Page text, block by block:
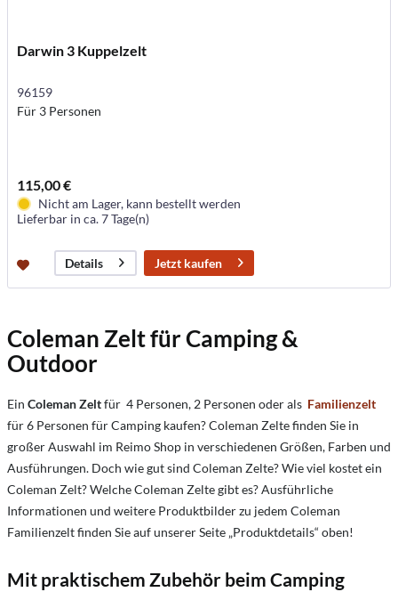
Darwin 3 Kuppelzelt
96159
Für 3 Personen
115,00 €
Nicht am Lager, kann bestellt werden
Lieferbar in ca. 7 Tage(n)
Details Jetzt kaufen
Coleman Zelt für Camping &
Outdoor
Ein Coleman Zeltfür 4 Personen, 2 Personen oder als Familienzelt
für 6 Personen für Camping kaufen? Coleman Zelte finden Sie in
großer Auswahl im Reimo Shop in verschiedenen Größen, Farben und
Ausführungen. Doch wie gut sind Coleman Zelte? Wie viel kostet ein
Coleman Zelt? Welche Coleman Zelte gibt es? Ausführliche
Informationen und weitere Produktbilder zu jedem Coleman
Familienzelt finden Sie auf unserer Seite „Produktdetails“ oben!
Mit praktischem Zubehör beim Camping